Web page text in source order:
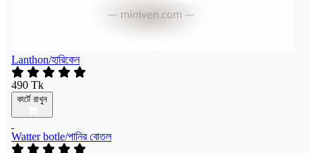
Lanthon/হারিকেন
490 Tk
কার্টে রাখুন
Watter botle/পানির বোতল